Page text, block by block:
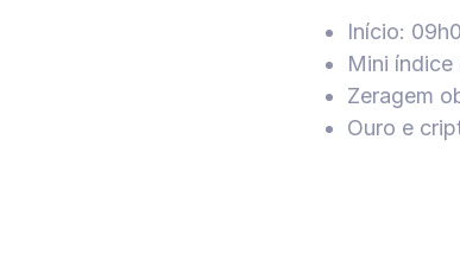
Início:
Mini índice
Zeragem
Ouro e